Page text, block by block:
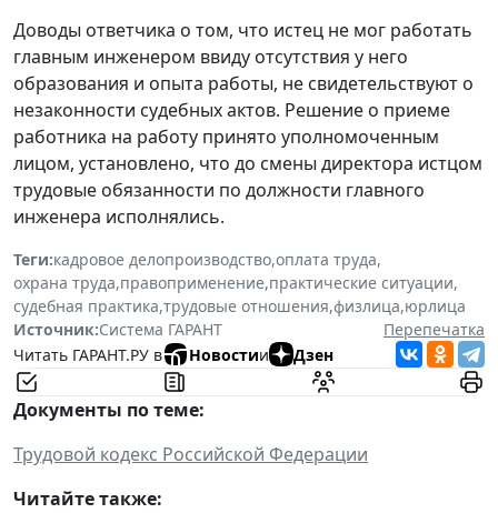
Доводы ответчика о том, что истец не мог работать
главным инженером ввиду отсутствия у него
образования и опыта работы, не свидетельствуют о
незаконности судебных актов. Решение о приеме
работника на работу принято уполномоченным
лицом, установлено, что до смены директора истцом
трудовые обязанности по должности главного
инженера исполнялись.
Теги:кадровое делопроизводство,оплата труда,
охрана труда,правоприменение,практические ситуации,
судебная практика,трудовые отношения,физлица,юрлица
Источник:Система ГАРАНТ
Перепечатка
Читать ГАРАНТ.РУ в
Новостии Дзен
Документы по теме:
Трудовой кодекс Российской Федерации
Читайте также: